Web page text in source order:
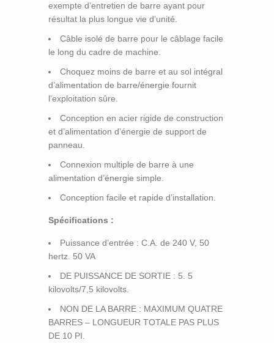
exempte d’entretien de barre ayant pour
résultat la plus longue vie d’unité.
Câble isolé de barre pour le câblage facile
le long du cadre de machine.
Choquez moins de barre et au sol intégral
d’alimentation de barre/énergie fournit
l’exploitation sûre.
Conception en acier rigide de construction
et d’alimentation d’énergie de support de
panneau.
Connexion multiple de barre à une
alimentation d’énergie simple.
Conception facile et rapide d’installation.
Spécifications :
Puissance d’entrée : C.A. de 240 V, 50
hertz. 50 VA
DE PUISSANCE DE SORTIE : 5. 5
kilovolts/7,5 kilovolts.
NON DE LA BARRE : MAXIMUM QUATRE
BARRES – LONGUEUR TOTALE PAS PLUS
DE 10 PI.